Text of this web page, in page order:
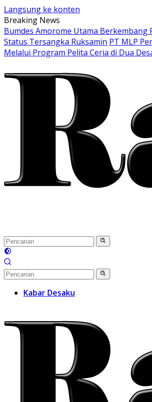
Langsung ke konten
Breaking News
Bumdes Amorome Utama Berkembang
Status Tersangka Ruksamin PT MLP
Melalui Program Pelita Ceria di Dua
Kabar Desaku